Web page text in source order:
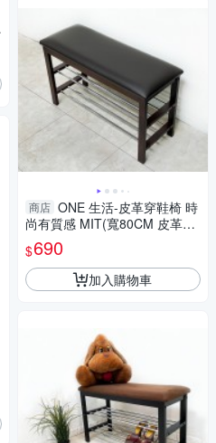
商店 ONE 生活-皮革穿鞋椅 時
尚有質感 MIT(寬80CM 皮革坐
墊) 灰/胡桃 雙色可選
$690
加入購物車